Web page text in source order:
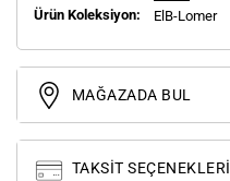
Ürün Koleksiyon:
ElB-Lomer
MAĞAZADA BUL
TAKSIT SEÇENEKLERI